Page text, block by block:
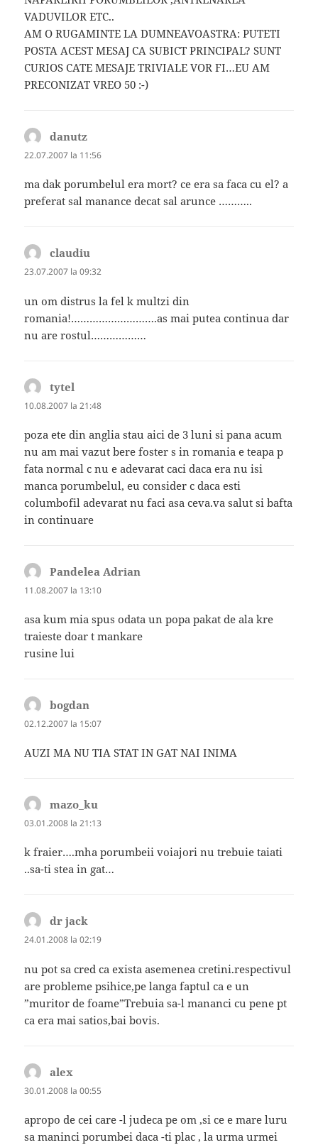
VADUVILOR ETC..
AM O RUGAMINTE LA DUMNEAVOASTRA: PUTETI
POSTA ACEST MESAJ CA SUBICT PRINCIPAL? SUNT
CURIOS CATE MESAJE TRIVIALE VOR FI…EU AM
PRECONIZAT VREO 50 :-)
danutz
22.07.2007 la 11:56
ma dak porumbelul era mort? ce era sa faca cu el? a
preferat sal manance decat sal arunce ………..
claudiu
23.07.2007 la 09:32
un om distrus la fel k multzi din
romania!……………………….as mai putea continua dar
nu are rostul………………
tytel
10.08.2007 la 21:48
poza ete din anglia stau aici de 3 luni si pana acum
nu am mai vazut bere foster s in romania e teapa p
fata normal c nu e adevarat caci daca era nu isi
manca porumbelul, eu consider c daca esti
columbofil adevarat nu faci asa ceva.va salut si bafta
in continuare
Pandelea Adrian
11.08.2007 la 13:10
asa kum mia spus odata un popa pakat de ala kre
traieste doar t mankare
rusine lui
bogdan
02.12.2007 la 15:07
AUZI MA NU TIA STAT IN GAT NAI INIMA
mazo_ku
03.01.2008 la 21:13
k fraier….mha porumbeii voiajori nu trebuie taiati
..sa-ti stea in gat…
dr jack
24.01.2008 la 02:19
nu pot sa cred ca exista asemenea cretini.respectivul
are probleme psihice,pe langa faptul ca e un
”muritor de foame”Trebuia sa-l mananci cu pene pt
ca era mai satios,bai bovis.
alex
30.01.2008 la 00:55
apropo de cei care -l judeca pe om ,si ce e mare luru
sa maninci porumbei daca -ti plac , la urma urmei